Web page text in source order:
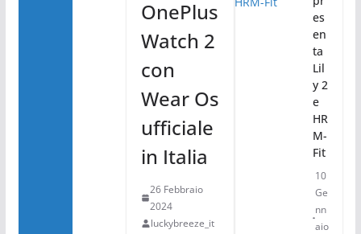
OnePlus
Watch 2
con
Wear Os
ufficiale
in Italia
26 Febbraio
2024
luckybreeze_it
es
en
ta
Lil
y 2
e
HR
M-
Fit
10
Ge
nn
aio